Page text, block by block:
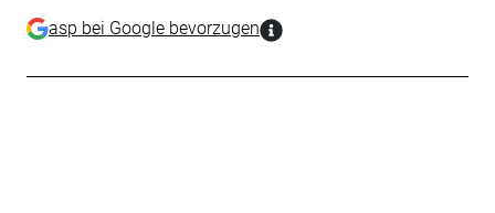
asp bei Google bevorzugen